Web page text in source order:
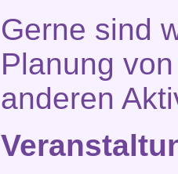
Gerne sind
Planung
anderen